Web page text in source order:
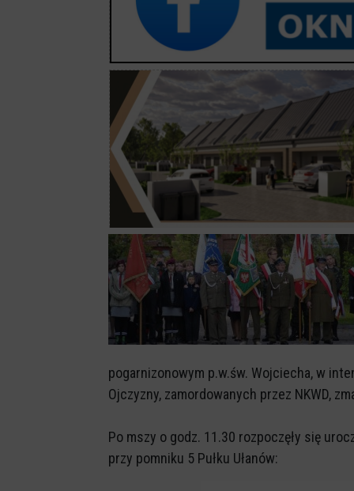
pogarnizonowym p.w.św. Wojciecha, w
Ojczyzny, zamordowanych przez NKWD,
Po mszy o godz. 11.30 rozpoczęły się
przy pomniku 5 Pułku Ułanów: